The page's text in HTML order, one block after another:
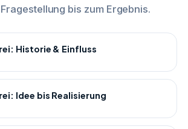
bis zum Ergebnis.
Historie & Einfluss
Idee bis Realisierung